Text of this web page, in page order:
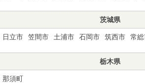
茨城県
日立市 笠間市 土浦市 石岡市 筑西市 常
栃木県
那須町